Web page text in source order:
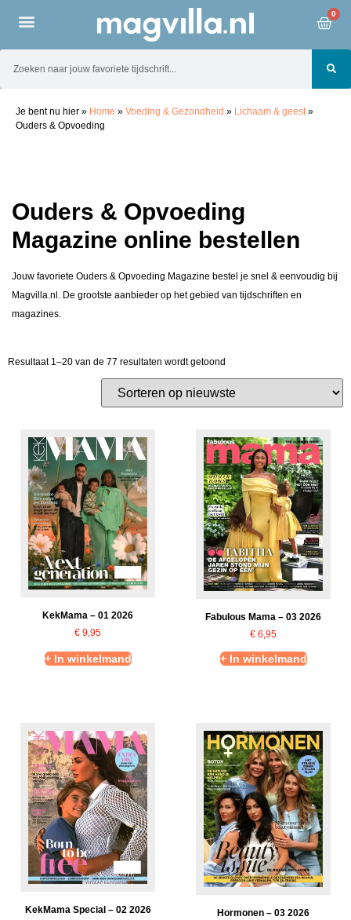
0
Je bent nu hier » Home » Voeding & Gezondheid » Lichaam & geest »
Ouders & Opvoeding
Ouders & Opvoeding
Magazine online bestellen
Jouw favoriete Ouders & Opvoeding Magazine bestel je snel & eenvoudig bij
Magvilla.nl. De grootste aanbieder op het gebied van tijdschriften en
magazines.
Resultaat 1–20 van de 77 resultaten wordt getoond
KekMama – 01 2026
€ 9,95
+ In winkelmand
Fabulous Mama – 03 2026
€ 6,95
+ In winkelmand
KekMama Special – 02 2026
Hormonen – 03 2026